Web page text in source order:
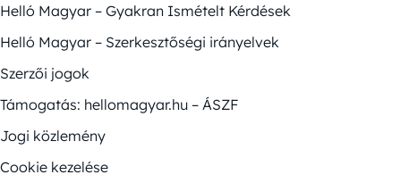
Helló Magyar – Gyakran Ismételt Kérdések
Helló Magyar – Szerkesztőségi irányelvek
Szerzői jogok
Támogatás: hellomagyar.hu – ÁSZF
Jogi közlemény
Cookie kezelése